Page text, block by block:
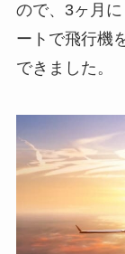
ので、3ヶ月
ートで飛行機
できました。